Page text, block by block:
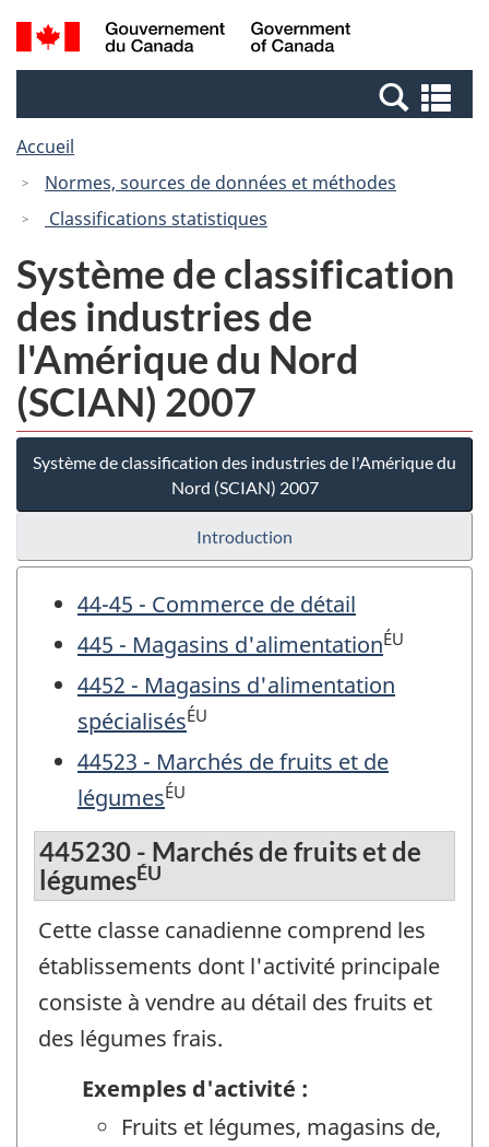
Passer
au
Passer
à
Canada
Recherche
et
et
Accueil
Normes, sources de données et méthodes
Classifications statistiques
Système de classification
des industries de
l'Amérique du Nord
(SCIAN) 2007
Système de classification des industries de l'Amérique du
Nord (SCIAN) 2007
Introduction
44-45 - Commerce de détail
445 - Magasins d'alimentationÉU
4452 - Magasins d'alimentation
spécialisésÉU
44523 - Marchés de fruits et de
légumesÉU
445230 - Marchés de fruits et de
légumesÉU
Cette classe canadienne comprend les
établissements dont l'activité principale
consiste à vendre au détail des fruits et
des légumes frais.
Exemples d'activité :
Fruits et légumes, magasins de,